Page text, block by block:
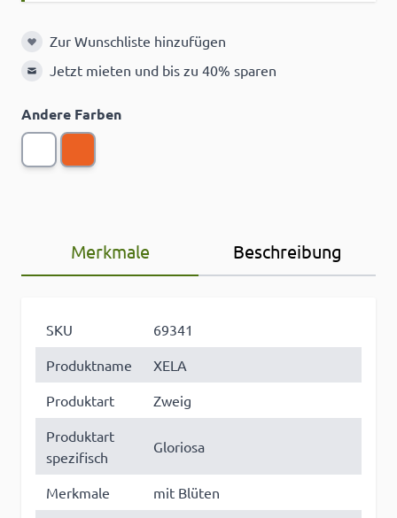
Zur Wunschliste hinzufügen
Zur Wunschliste hinzufügen
Jetzt mieten und bis zu 40% sparen
Andere Farben
Merkmale Beschreibung
SKU
69341
Produktname
XELA
Produktart
Zweig
Produktart
spezifisch
Gloriosa
Merkmale
mit Blüten